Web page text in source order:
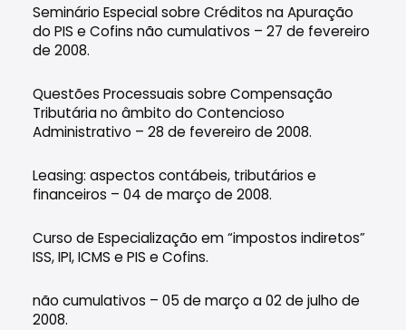
Seminário Especial sobre Créditos na Apuração
do PIS e Cofins não cumulativos – 27 de fevereiro
de 2008.
Questões Processuais sobre Compensação
Tributária no âmbito do Contencioso
Administrativo – 28 de fevereiro de 2008.
Leasing: aspectos contábeis, tributários e
financeiros – 04 de março de 2008.
Curso de Especialização em “impostos indiretos”
ISS, IPI, ICMS e PIS e Cofins.
não cumulativos – 05 de março a 02 de julho de
2008.